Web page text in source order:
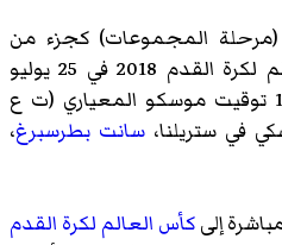
(مرحلة المجموعات) كجزء من
القرعة التمهيدية لكأس العالم لكرة القدم 2018 في 25 يوليو
2015، بداية من الساعة 18:00 توقيت موسكو المعياري (ت ع
سانت بطرسبرغ،
إلىكأس العالم لكرة القدم